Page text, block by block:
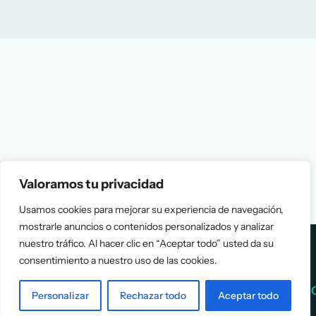
Valoramos tu privacidad
Usamos cookies para mejorar su experiencia de navegación,
mostrarle anuncios o contenidos personalizados y analizar
nuestro tráfico. Al hacer clic en “Aceptar todo” usted da su
consentimiento a nuestro uso de las cookies.
Personalizar Rechazar todo Aceptar todo
Services Info